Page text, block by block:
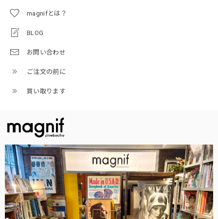
magnifとは？
BLOG
お問い合わせ
ご注文の前に
買い取ります